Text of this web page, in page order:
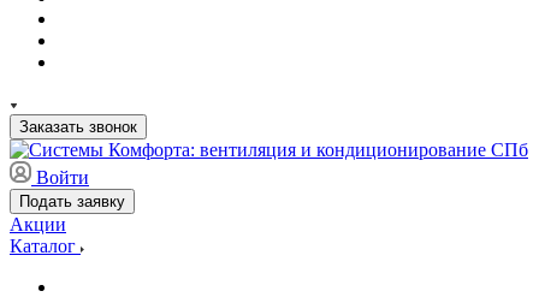
Заказать звонок
Войти
Подать заявку
Акции
Каталог